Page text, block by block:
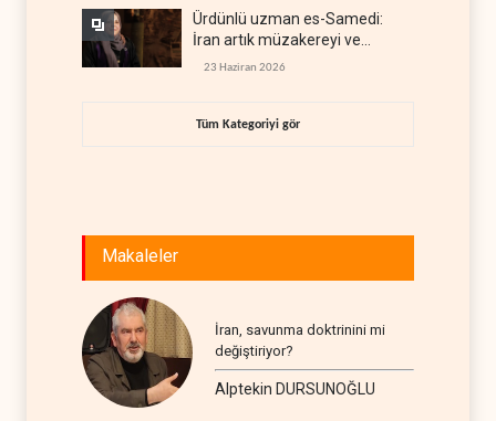
Ürdünlü uzman es-Samedi:
İran artık müzakereyi ve
çatışmayı aynı anda yürütüyor
23 Haziran 2026
Tüm Kategoriyi gör
Makaleler
İran, savunma doktrinini mi
değiştiriyor?
Alptekin DURSUNOĞLU